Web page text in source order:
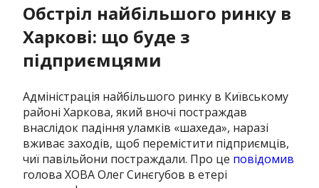
Обстріл найбільшого ринку в
Харкові: що буде з
підприємцями
Адміністрація найбільшого ринку в Київському
районі Харкова, який вночі постраждав
внаслідок падіння уламків «шахеда», наразі
вживає заходів, щоб перемістити підприємців,
чиї павільйони постраждали. Про це повідомив
голова ХОВА Олег Синєгубов в етері